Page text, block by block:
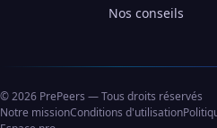
Nos conseils
© 2026 PrePeers — Tous droits réservés
Notre missionConditions d'utilisation